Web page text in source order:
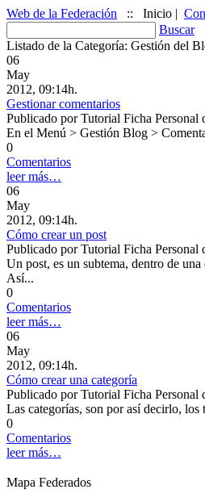
Web de la Federación :: Inicio |
Buscar
Listado de la Categoría: Gestión del
06
May
2012, 09:14h.
Gestionar comentarios
Publicado porTutorial Ficha Personal
En el Menú > Gestión Blog >
0
Comentarios
leer más…
06
May
2012, 09:14h.
Cómo crear un post
Publicado porTutorial Ficha Personal
Un post, es un subtema, dentro de
Así...
0
Comentarios
leer más…
06
May
2012, 09:14h.
Cómo crear una categoría
Publicado porTutorial Ficha Personal
Las categorías, son por así decirlo, los
0
Comentarios
leer más…
Mapa Federados